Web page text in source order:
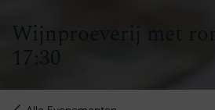
Wijnproeverij met
17:30